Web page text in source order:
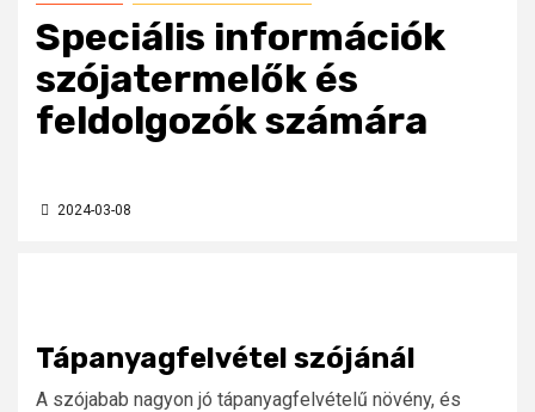
Speciális információk
szójatermelők és
feldolgozók számára
2024-03-08
Tápanyagfelvétel szójánál
A szójabab nagyon jó tápanyagfelvételű növény, és